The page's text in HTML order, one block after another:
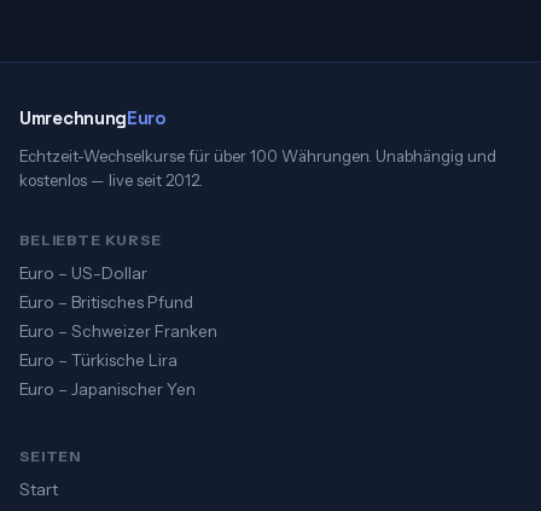
UmrechnungEuro
Echtzeit-Wechselkurse für über 100 Währungen. Unabhängig und
kostenlos — live seit 2012.
BELIEBTE KURSE
Euro – US-Dollar
Euro – Britisches Pfund
Euro – Schweizer Franken
Euro – Türkische Lira
Euro – Japanischer Yen
SEITEN
Start